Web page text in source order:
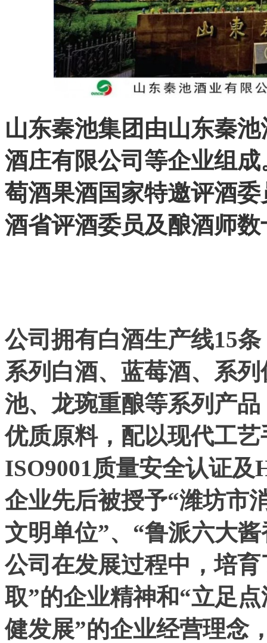
山东秦池集团由山东秦
酒庄有限公司等企业组
萄酒果酒国家特邀评酒
酒省评酒委员及酿酒师数
公司拥有白酒生产线15
系列白酒、蓝莓酒、系
池、龙琬重酿等系列产
优质原料，配以现代工
ISO9001质量安全认证
企业先后被授予“潍坊市
文明单位”、“鲁派六大
公司在发展过程中，培
取”的企业精神和“立足
健发展”的企业经营理念